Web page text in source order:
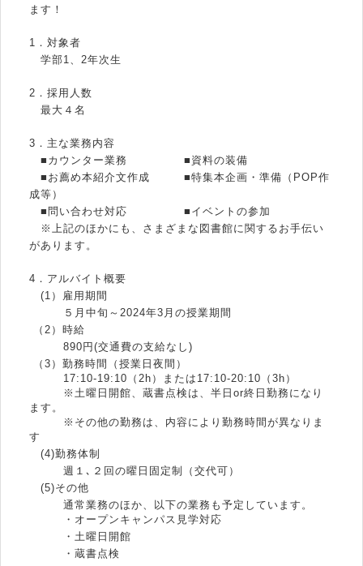
ます！
1．対象者
学部1、2年次生
2．採用人数
最大４名
3．主な業務内容
■カウンター業務 ■資料の装備
■お薦め本紹介文作成 ■特集本企画・準備（POP作
成等）
■問い合わせ対応 ■イベントの参加
※上記のほかにも、さまざまな図書館に関するお手伝い
があります。
4．アルバイト概要
(1）雇用期間
５月中旬～2024年3月の授業期間
（2）時給
890円(交通費の支給なし)
（3）勤務時間（授業日夜間）
17:10-19:10（2h）または17:10-20:10（3h）
※土曜日開館、蔵書点検は、半日or終日勤務になり
ます。
※その他の勤務は、内容により勤務時間が異なりま
す
(4)勤務体制
週１､２回の曜日固定制（交代可）
(5)その他
通常業務のほか、以下の業務も予定しています。
・オープンキャンパス見学対応
・土曜日開館
・蔵書点検